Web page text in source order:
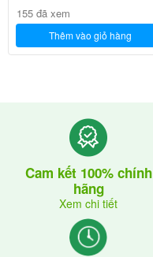
155 đã xem
Thêm vào giỏ hàng
Cam kết 100% chính
hãng
Xem chi tiết